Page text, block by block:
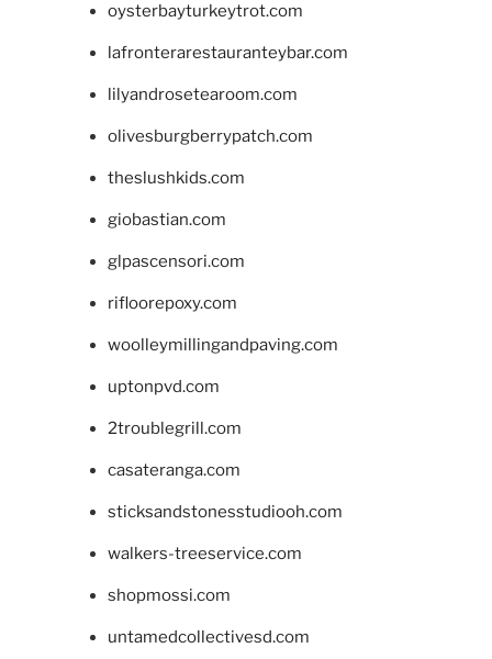
oysterbayturkeytrot.com
lafronterarestauranteybar.com
lilyandrosetearoom.com
olivesburgberrypatch.com
theslushkids.com
giobastian.com
glpascensori.com
rifloorepoxy.com
woolleymillingandpaving.com
uptonpvd.com
2troublegrill.com
casateranga.com
sticksandstonesstudiooh.com
walkers-treeservice.com
shopmossi.com
untamedcollectivesd.com